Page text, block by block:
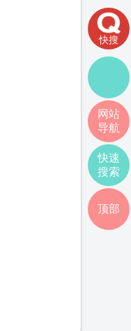
快搜
网站
导航
快速
搜索
顶部